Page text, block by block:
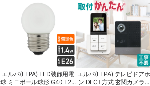
エルパ(ELPA) LED装飾用電
球 ミニボール球形 G40 E2...
エルパ(ELPA) テレビドアホ
ン DECT方式 玄関カメラ...